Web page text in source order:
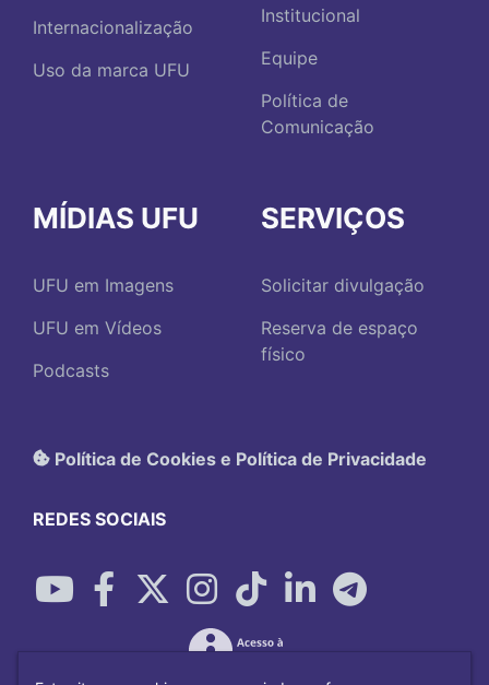
Internacionalização
Uso da marca UFU
Institucional
Equipe
Política de
Comunicação
MÍDIAS UFU
UFU em Imagens
UFU em Vídeos
Podcasts
SERVIÇOS
Solicitar divulgação
Reserva de espaço
físico
Política de Cookies e Política de Privacidade
REDES SOCIAIS